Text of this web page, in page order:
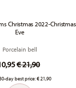
Christmas 2022-Christmas
Eve
Porcelain bell
Price reduced
€ 21,90to
day best price:€ 21,90